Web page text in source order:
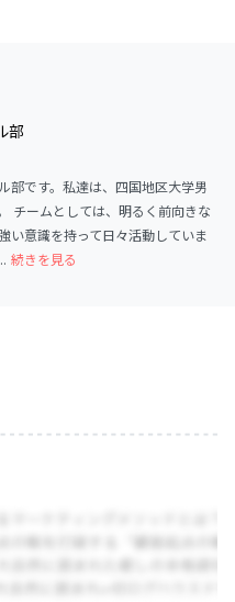
部
部です。私達は、四国地区大学男
チームとしては、明るく前向きな
い意識を持って日々活動していま
続きを見る